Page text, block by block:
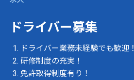
ドライバー募集
ドライバー業務未経験でも歓迎！
研修制度の充実！
免許取得制度有り！